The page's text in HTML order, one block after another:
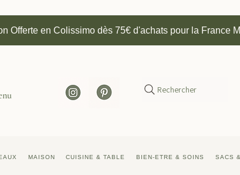
Offerte en Colissimo dès 75€ d'achats pour la France
Rechercher
MAISON CUISINE & TABLE BIEN-ETRE & SOINS SACS